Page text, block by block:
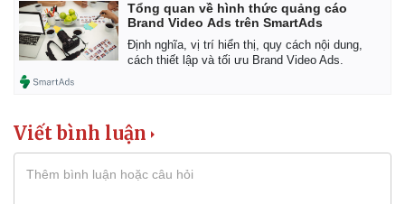
Tổng quan về hình thức quảng cáo
Brand Video Ads trên SmartAds
Định nghĩa, vị trí hiển thị, quy cách nội dung,
cách thiết lập và tối ưu Brand Video Ads.
Viết bình luận